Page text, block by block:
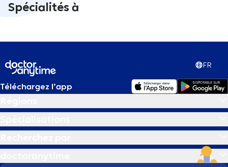
Spécialités à
FR
Téléchargez l’app